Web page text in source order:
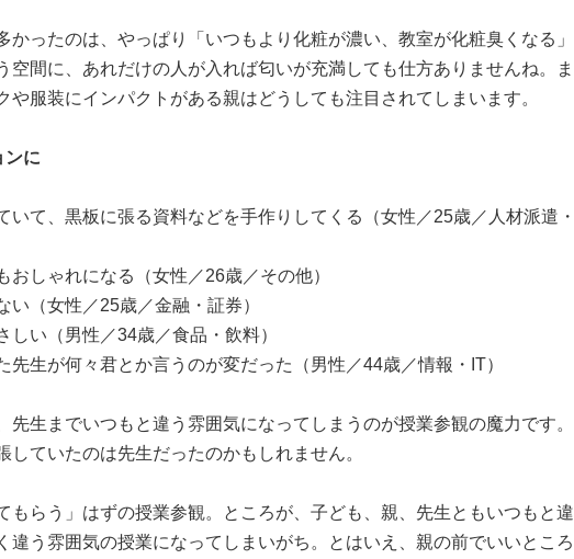
かったのは、やっぱり「いつもより化粧が濃い、教室が化粧臭くなる」
空間に、あれだけの人が入れば匂いが充満しても仕方ありませんね。ま
や服装にインパクトがある親はどうしても注目されてしまいます。
ンに
いて、黒板に張る資料などを手作りしてくる（女性／25歳／人材派遣・
おしゃれになる（女性／26歳／その他）
い（女性／25歳／金融・証券）
しい（男性／34歳／食品・飲料）
先生が何々君とか言うのが変だった（男性／44歳／情報・IT）
先生までいつもと違う雰囲気になってしまうのが授業参観の魔力です。
していたのは先生だったのかもしれません。
もらう」はずの授業参観。ところが、子ども、親、先生ともいつもと違
違う雰囲気の授業になってしまいがち。とはいえ、親の前でいいところ